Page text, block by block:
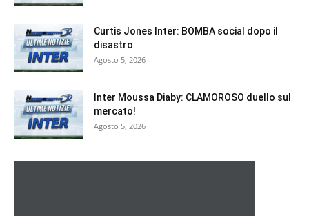
Curtis Jones Inter: BOMBA social dopo il
disastro
Agosto 5, 2026
Inter Moussa Diaby: CLAMOROSO duello sul
mercato!
Agosto 5, 2026